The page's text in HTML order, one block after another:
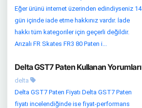
Eğer ürünü internet üzerinden edindiyseniz 14
gün içinde iade etme hakkınız vardır. İade
hakkı tüm kategoriler için geçerli değildir.
Arızalı FR Skates FR3 80 Paten i...
Delta GST7 Paten Kullanan Yorumları
delta
Delta GST7 Paten Fiyatı Delta GST7 Paten
fiyatı incelendiğinde ise fiyat-performans